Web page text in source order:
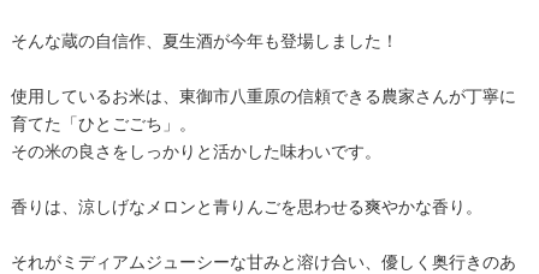
そんな蔵の自信作、夏生酒が今年も登場しました！
使用しているお米は、東御市八重原の信頼できる農家さんが丁寧に
育てた「ひとごごち」。
その米の良さをしっかりと活かした味わいです。
香りは、涼しげなメロンと青りんごを思わせる爽やかな香り。
それがミディアムジューシーな甘みと溶け合い、優しく奥行きのあ